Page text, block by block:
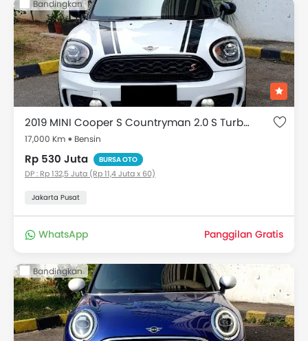
Bandingkan
2019 MINI Cooper S Countryman 2.0 S Turbo JCWC
17,000 Km Bensin
Rp 530 Juta BURSA OTO
DP : Rp 132,5 Juta (Rp 11,4 Juta x 60)
Jakarta Pusat
WhatsApp Panggilan Gratis
Bandingkan